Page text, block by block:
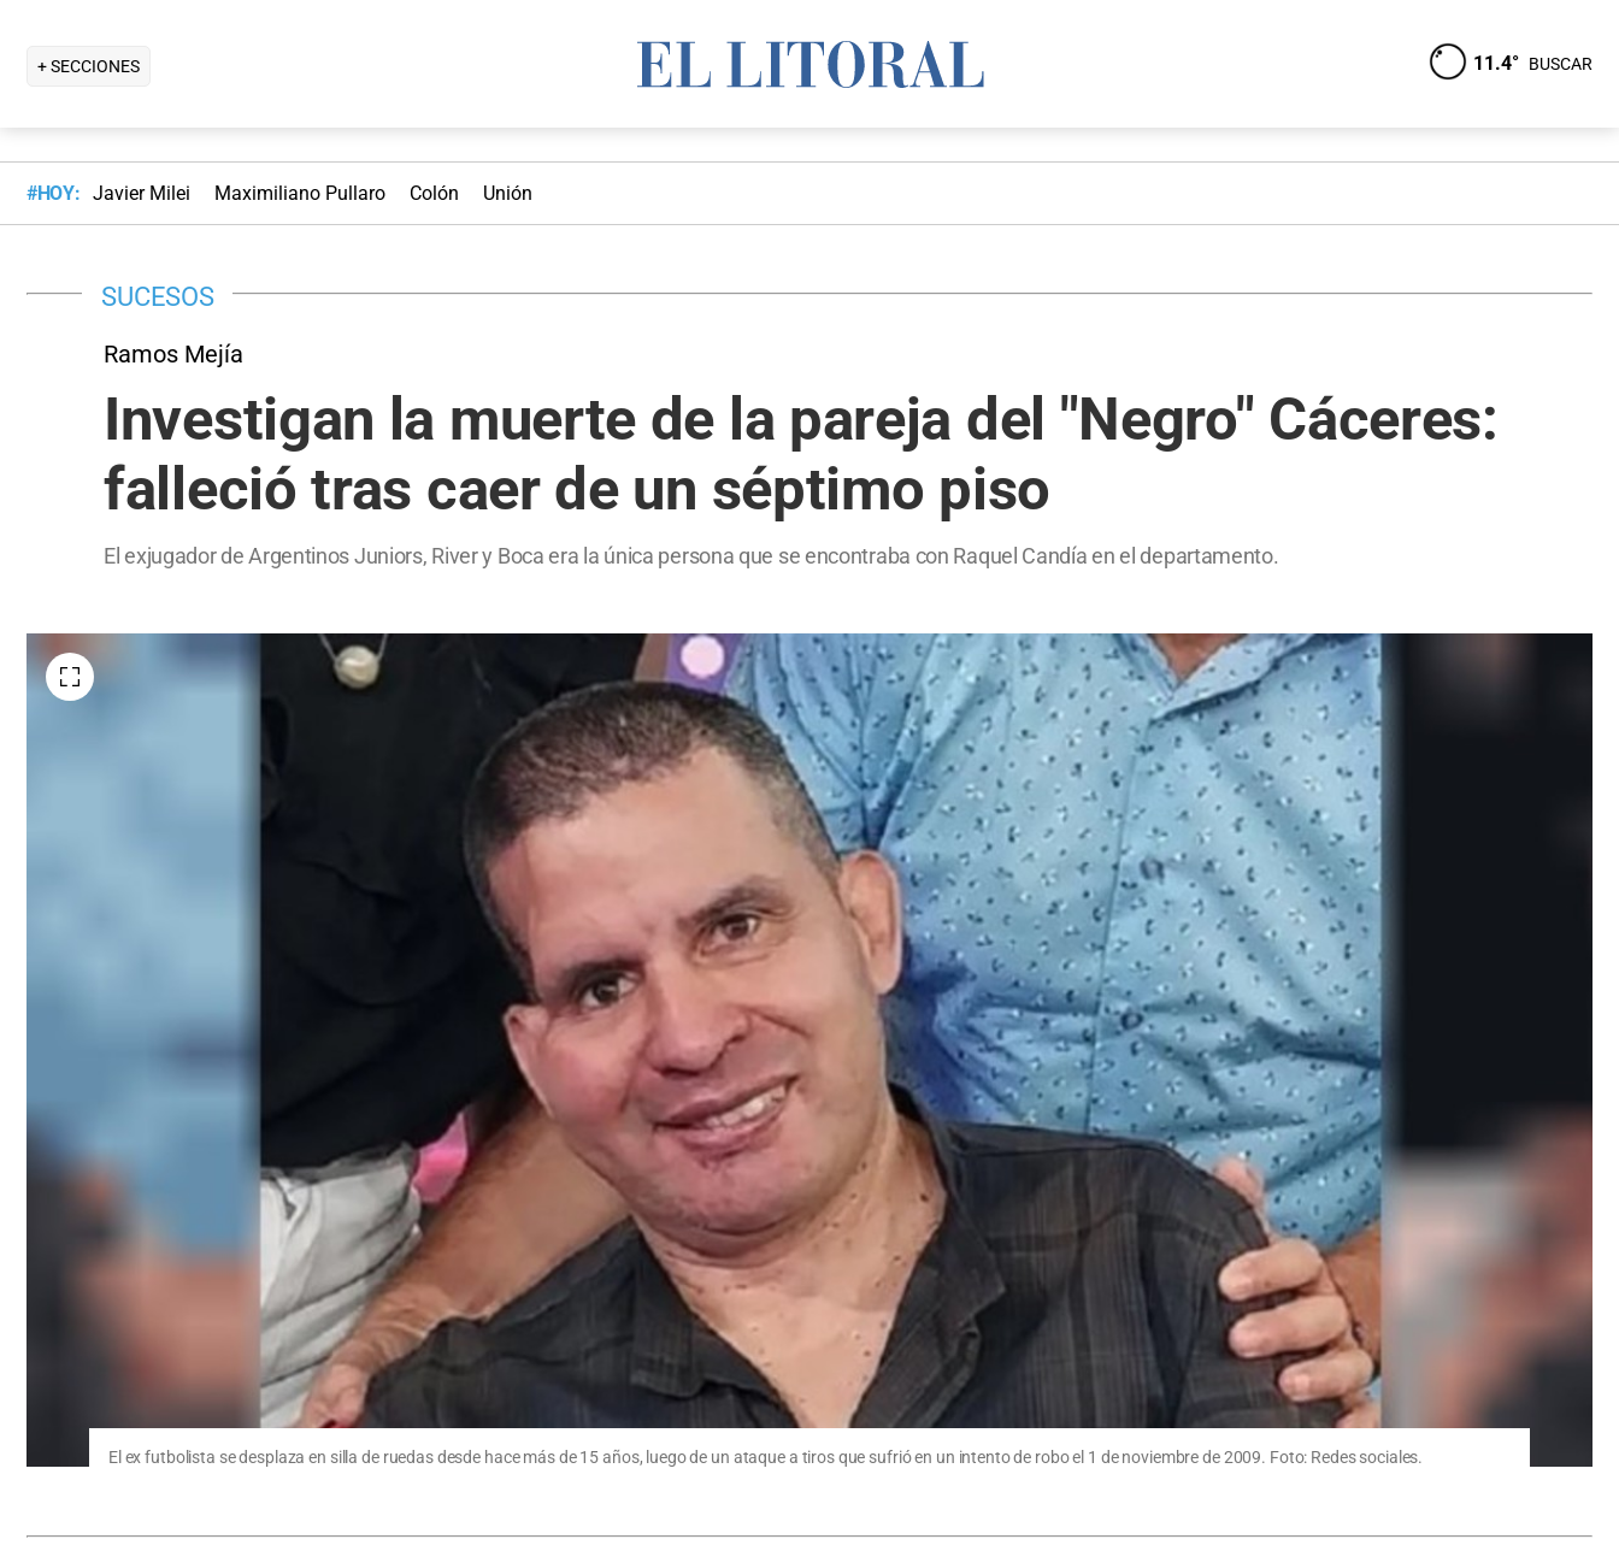
+ SECCIONES 11.4° BUSCAR
#HOY: Javier Milei Maximiliano Pullaro Colón Unión
SUCESOS
Ramos Mejía
Investigan la muerte de la pareja del "Negro" Cáceres:
falleció tras caer de un séptimo piso
El exjugador de Argentinos Juniors, River y Boca era la única persona que se encontraba con Raquel Candía en el departamento.
El ex futbolista se desplaza en silla de ruedas desde hace más de 15 años, luego de un ataque a tiros que sufrió en un intento de robo el 1 de noviembre de 2009. Foto: Redes sociales.